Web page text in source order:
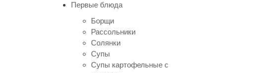
Первые блюда
Борщи
Рассольники
Солянки
Супы
Супы картофельные с